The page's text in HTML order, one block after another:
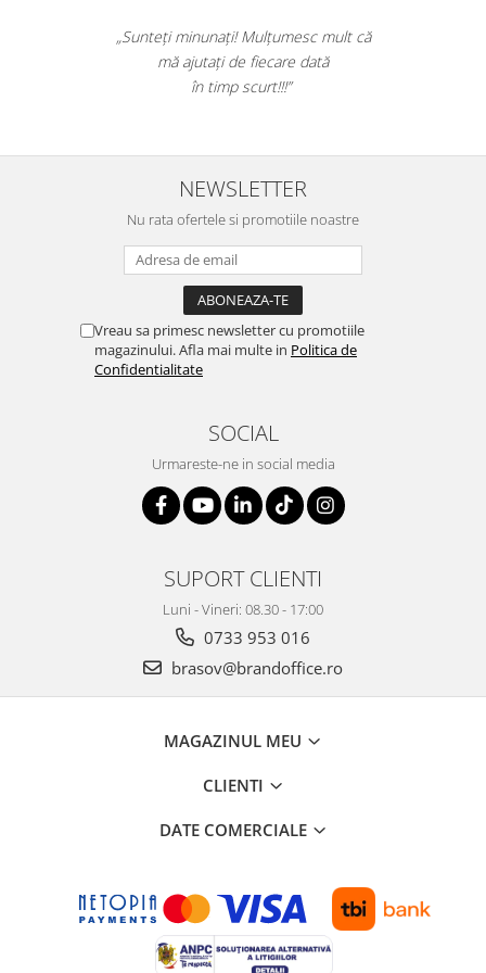
„Sunteți minunați!
mă ajutați de fiecare
NEWSLETTER
Nu rata ofertele si promotiile noastre
Vreau sa primesc newsletter cu promotiile
magazinului. Afla mai multe in Politica de
Confidentialitate
SOCIAL
Urmareste-ne in social media
SUPORT CLIENTI
Luni - Vineri: 08.30 - 17:00
0733 953 016
brasov@brandoffice.ro
MAGAZINUL MEU
CLIENTI
DATE COMERCIALE